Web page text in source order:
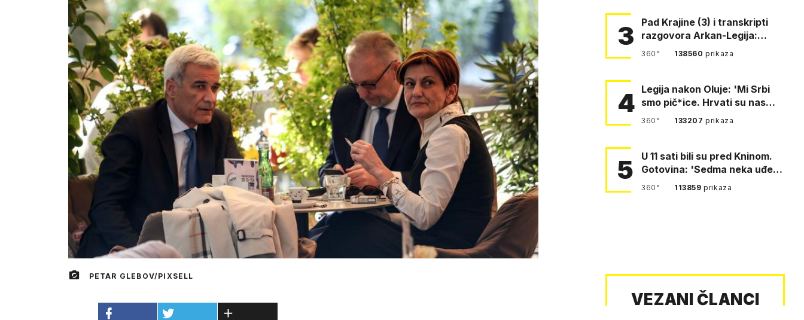
PETAR GLEBOV/PIXSELL
3
Pad Krajine (3) i transkripti
razgovora Arkan-Legija:
'Čujem, prelazite ustašam…
360° 138560prikaza
4 Legija nakon Oluje: 'Mi Srbi
smo pič*ice. Hrvati su nas
pomeli!'
360° 133207prikaza
5
U 11 sati bili su pred Kninom.
Gotovina: 'Sedma neka uđe,
4. gardijska neka g…
360° 113859prikaza
VEZANI ČLANCI